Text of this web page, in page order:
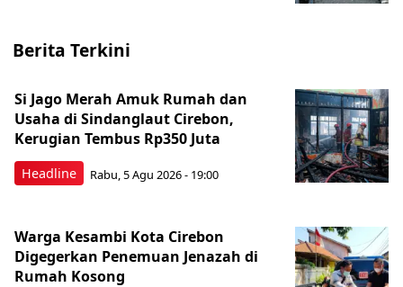
Berita Terkini
Headline
Si Jago Merah Amuk Rumah dan
Usaha di Sindanglaut Cirebon,
Kerugian Tembus Rp350 Juta
Rabu, 5 Agu 2026 - 19:00
Warga Kesambi Kota Cirebon
Digegerkan Penemuan Jenazah di
Rumah Kosong